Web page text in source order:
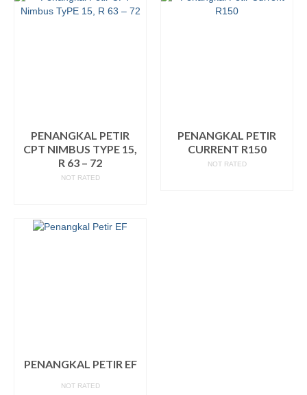
PENANGKAL PETIR
CPT NIMBUS TYPE 15,
R 63 – 72
NOT RATED
PENANGKAL PETIR
CURRENT R150
NOT RATED
PENANGKAL PETIR EF
NOT RATED